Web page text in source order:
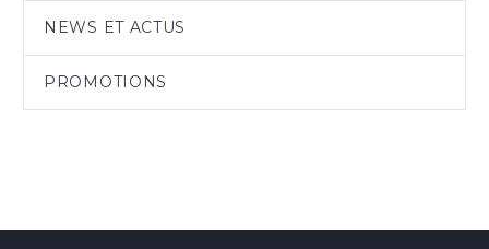
NEWS ET ACTUS
PROMOTIONS